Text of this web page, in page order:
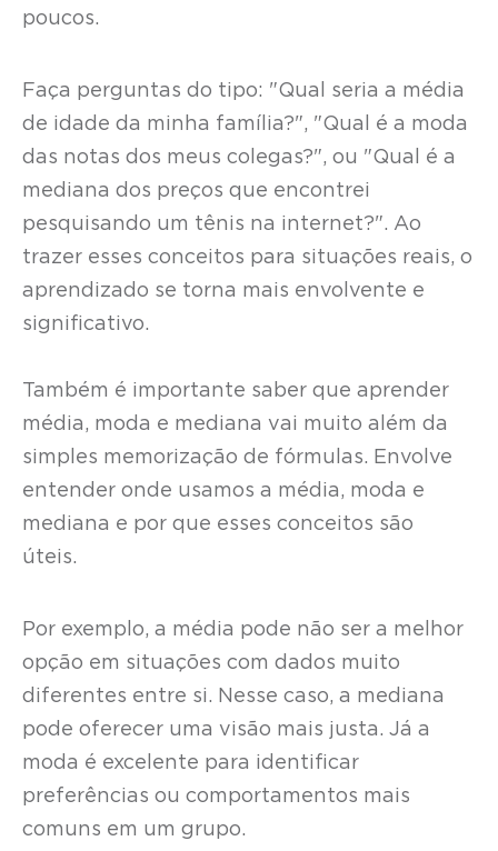
poucos.
Faça perguntas do tipo: "Qual seria a média
de idade da minha família?", "Qual é a moda
das notas dos meus colegas?", ou "Qual é a
mediana dos preços que encontrei
pesquisando um tênis na internet?". Ao
trazer esses conceitos para situações reais, o
aprendizado se torna mais envolvente e
significativo.
Também é importante saber que aprender
média, moda e mediana vai muito além da
simples memorização de fórmulas. Envolve
entender onde usamos a média, moda e
mediana e por que esses conceitos são
úteis.
Por exemplo, a média pode não ser a melhor
opção em situações com dados muito
diferentes entre si. Nesse caso, a mediana
pode oferecer uma visão mais justa. Já a
moda é excelente para identificar
preferências ou comportamentos mais
comuns em um grupo.